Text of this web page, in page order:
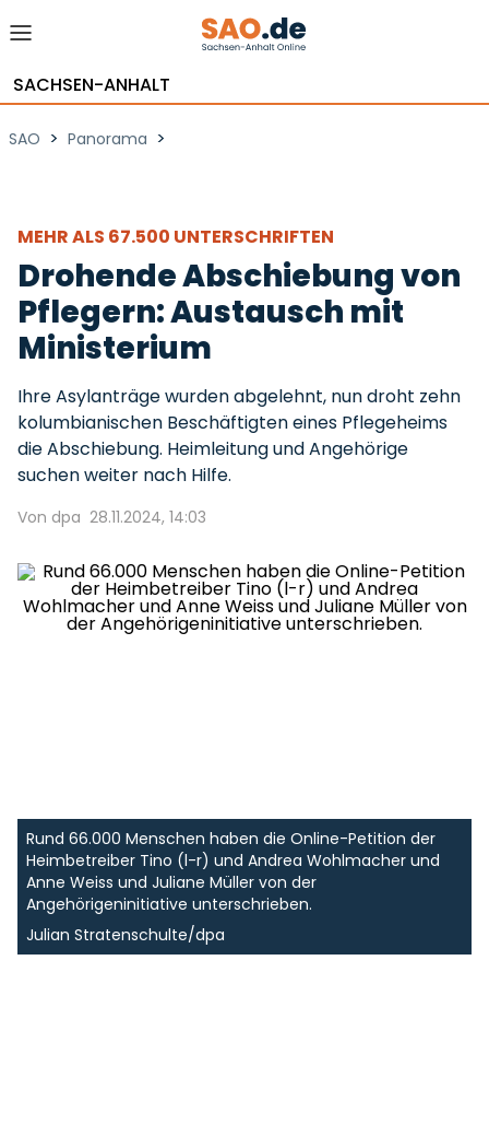
SACHSEN-ANHALT
SAO > Panorama >
MEHR ALS 67.500 UNTERSCHRIFTEN
Drohende Abschiebung von
Pflegern: Austausch mit
Ministerium
Ihre Asylanträge wurden abgelehnt, nun droht zehn
kolumbianischen Beschäftigten eines Pflegeheims
die Abschiebung. Heimleitung und Angehörige
suchen weiter nach Hilfe.
Von dpa 28.11.2024, 14:03
Rund 66.000 Menschen haben die Online-Petition der
Heimbetreiber Tino (l-r) und Andrea Wohlmacher und
Anne Weiss und Juliane Müller von der
Angehörigeninitiative unterschrieben.
Julian Stratenschulte/dpa